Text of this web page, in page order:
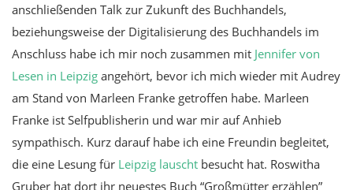
anschließenden Talk zur Zukunft des Buchhandels,
beziehungsweise der Digitalisierung des Buchhandels im
Anschluss habe ich mir noch zusammen mit Jennifer von
Lesen in Leipzig angehört, bevor ich mich wieder mit Audrey
am Stand von Marleen Franke getroffen habe. Marleen
Franke ist Selfpublisherin und war mir auf Anhieb
sympathisch. Kurz darauf habe ich eine Freundin begleitet,
die eine Lesung für Leipzig lauscht besucht hat. Roswitha
Gruber hat dort ihr neuestes Buch “Großmütter erzählen”